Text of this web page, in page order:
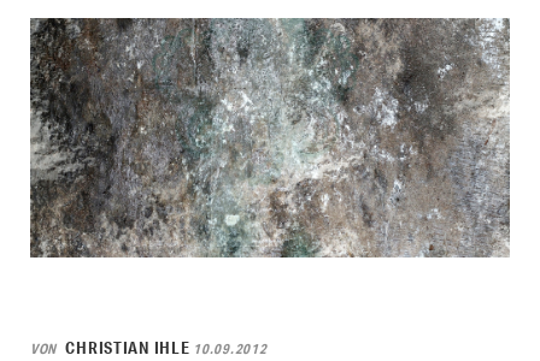
VON CHRISTIAN IHLE 10.09.2012